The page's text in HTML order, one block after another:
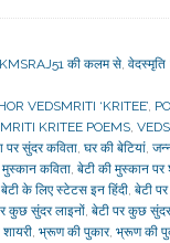
की कलम से, वेदस्मृति
VEDSMRITI ‘KRITEE’,
KRITEE POEMS,
पर सुंदर कविता, घर की बेटियां,
मुस्कान कविता, बेटी की मुस्कान पर
बेटी के लिए स्टेटस इन हिंदी, बेटी
कुछ सुंदर लाइनों, बेटी पर कुछ सुंदर
, भ्रूण की पुकार, भ्रूण की